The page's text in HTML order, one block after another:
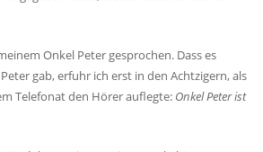
Onkel Peter gesprochen. Dass es
gab, erfuhr ich erst in den Achtzigern, als
Telefonat den Hörer auflegte: Onkel Peter ist